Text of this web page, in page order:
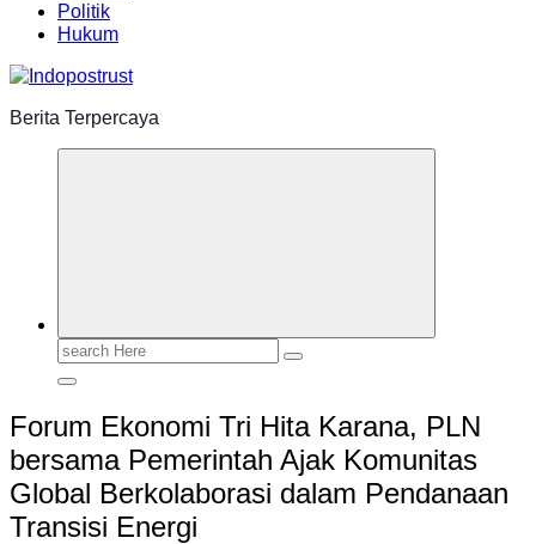
Politik
Hukum
Berita Terpercaya
Search
Forum Ekonomi Tri Hita Karana, PLN
bersama Pemerintah Ajak Komunitas
Global Berkolaborasi dalam Pendanaan
Transisi Energi